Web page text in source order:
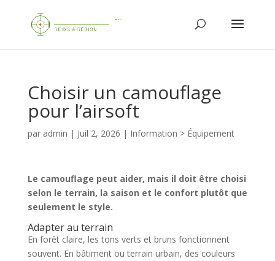
Choisir un camouflage
pour l’airsoft
par admin | Juil 2, 2026 | Information > Équipement
Le camouflage peut aider, mais il doit être choisi
selon le terrain, la saison et le confort plutôt que
seulement le style.
Adapter au terrain
En forêt claire, les tons verts et bruns fonctionnent
souvent. En bâtiment ou terrain urbain, des couleurs